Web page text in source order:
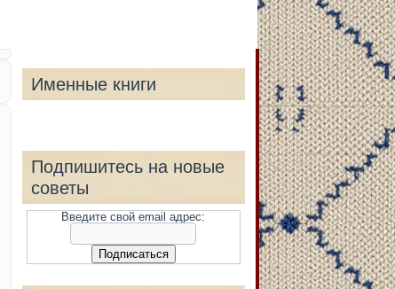
Именные книги
Подпишитесь на новые
советы
Введите свой email адрес: